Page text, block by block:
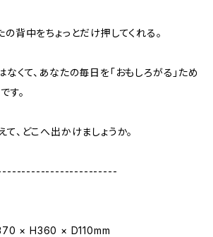
背中をちょっとだけ押してくれる。
くて、あなたの毎日を「おもしろがる」ため
す。
、どこへ出かけましょうか。
× H360 × D110mm